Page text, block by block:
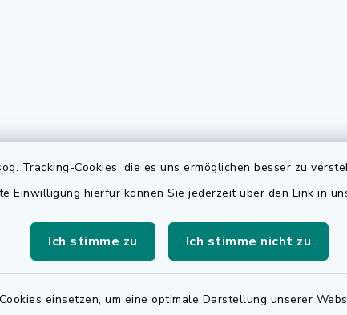
Tracking-Cookies, die es uns ermöglichen besser zu
Einwilligung hierfür können Sie jederzeit über den Link in
Ich stimme zu Ich stimme nicht zu
einsetzen, um eine optimale Darstellung unserer
Uhr
Elektronischer
Für den
Rechnungsversand
sich bitte an